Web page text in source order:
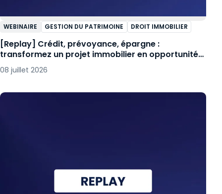
WEBINAIRE GESTION DU PATRIMOINE DROIT IMMOBILIER
[Replay] Crédit, prévoyance, épargne :
transformez un projet immobilier en opportunité
commerciale avec E-Dixit
08 juillet 2026